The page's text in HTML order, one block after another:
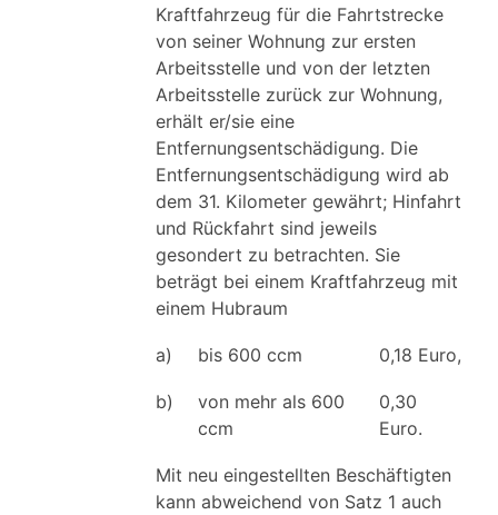
Kraftfahrzeug für die Fahrtstrecke
von seiner Wohnung zur ersten
Arbeitsstelle und von der letzten
Arbeitsstelle zurück zur Wohnung,
erhält er/sie eine
Entfernungsentschädigung. Die
Entfernungsentschädigung wird ab
dem 31. Kilometer gewährt; Hinfahrt
und Rückfahrt sind jeweils
gesondert zu betrachten. Sie
beträgt bei einem Kraftfahrzeug mit
einem Hubraum
a) bis 600 ccm 0,18 Euro,
b) von mehr als 600
ccm
0,30
Euro.
Mit neu eingestellten Beschäftigten
kann abweichend von Satz 1 auch